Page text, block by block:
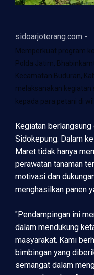
sidoarjoterang.com -
Memperkuat program
Polda Jatim,
Kecamatan Buduran,
melaksanakan
kepada para petani di
Kegiatan
Sidokepung. Dalam
Maret tidak hanya
perawatan tanaman
motivasi dan
menghasilkan panen
"Pendampingan ini
dalam mendukung
masyarakat. Kami
bimbingan yang
semangat dalam